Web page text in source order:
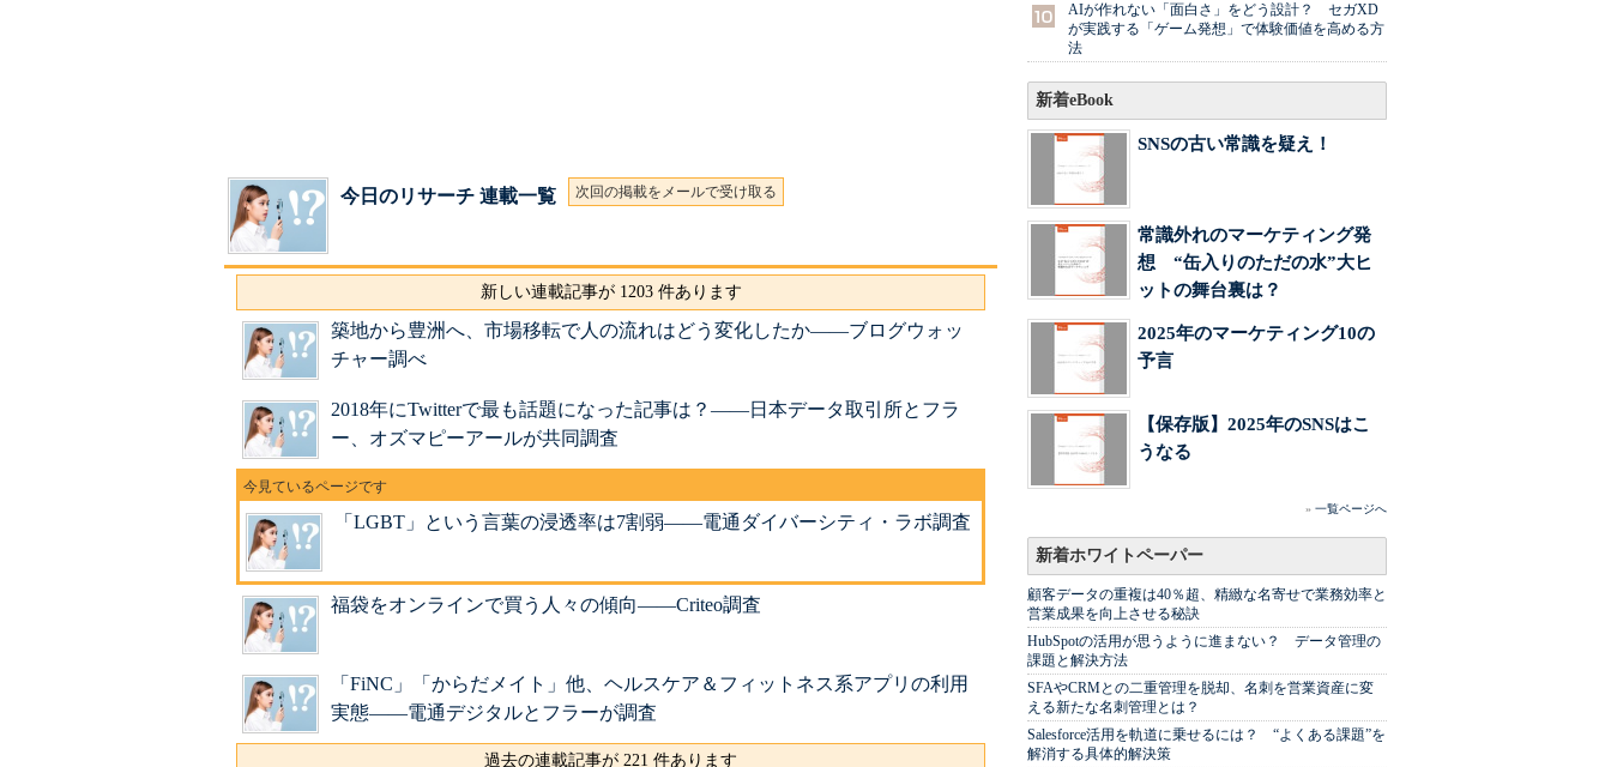
今日のリサーチ 連載一覧 次回の掲載をメールで受け取る
新しい連載記事が 1203 件あります
築地から豊洲へ、市場移転で人の流れはどう変化したか――ブログウォッ
チャー調べ
2018年にTwitterで最も話題になった記事は？――日本データ取引所とフラ
ー、オズマピーアールが共同調査
「LGBT」という言葉の浸透率は7割弱――電通ダイバーシティ・ラボ調査
福袋をオンラインで買う人々の傾向――Criteo調査
「FiNC」「からだメイト」他、ヘルスケア＆フィットネス系アプリの利用
実態――電通デジタルとフラーが調査
過去の連載記事が 221 件あります
AIが作れない「面白さ」をどう設計？ セガXD
が実践する「ゲーム発想」で体験価値を高める方
法
新着eBook
SNSの古い常識を疑え！
常識外れのマーケティング発
想 “缶入りのただの水”大ヒ
ットの舞台裏は？
2025年のマーケティング10の
予言
【保存版】2025年のSNSはこ
うなる
» 一覧ページへ
新着ホワイトペーパー
顧客データの重複は40％超、精緻な名寄せで業務効率と
営業成果を向上させる秘訣
HubSpotの活用が思うように進まない？ データ管理の
課題と解決方法
SFAやCRMとの二重管理を脱却、名刺を営業資産に変
える新たな名刺管理とは？
Salesforce活用を軌道に乗せるには？ “よくある課題”を
解消する具体的解決策